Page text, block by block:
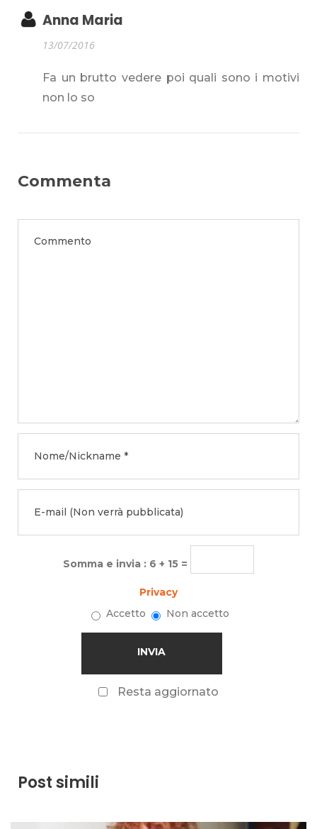
Anna Maria
13/07/2016
Fa un brutto vedere poi quali sono i motivi
non lo so
Commenta
Somma e invia : 6 + 15 =
Privacy
Accetto
Non accetto
Resta aggiornato
Post simili